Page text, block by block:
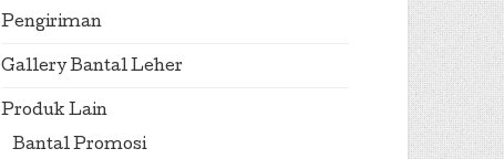
Pengiriman
Gallery Bantal Leher
Produk Lain
Bantal Promosi